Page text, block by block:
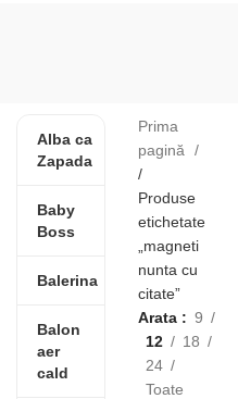
Alba ca
Zapada
Baby
Boss
Balerina
Balon
aer
cald
Prima
pagină
/
Produse
etichetate
„magneti
nunta cu
citate”
Arata
9
12
18
24
Toate